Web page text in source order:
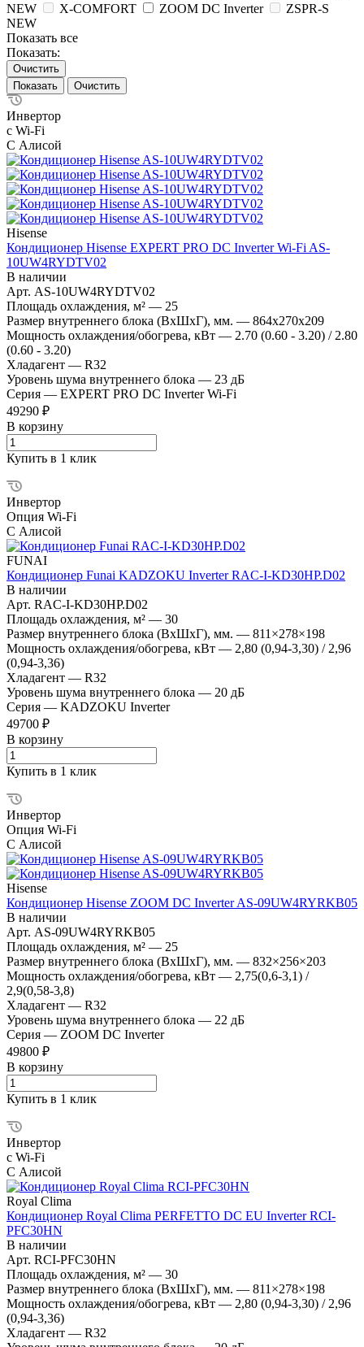
NEW
X-COMFORT ZOOM DC Inverter
ZSPR-S
NEW
Показать все
Показать:
Очистить
Очистить
Инвертор
с Wi-Fi
С Алисой
Hisense
Кондиционер Hisense EXPERT PRO DC Inverter Wi-Fi AS-
10UW4RYDTV02
В наличии
Арт. AS-10UW4RYDTV02
Площадь охлаждения, м² — 25
Размер внутреннего блока (ВхШхГ), мм. — 864x270x209
Мощность охлаждения/обогрева, кВт — 2.70 (0.60 - 3.20) / 2.80
(0.60 - 3.20)
Хладагент — R32
Уровень шума внутреннего блока — 23 дБ
Серия — EXPERT PRO DC Inverter Wi-Fi
49290 ₽
В корзину
Купить в 1 клик
Инвертор
Опция Wi-Fi
С Алисой
FUNAI
Кондиционер Funai KADZOKU Inverter RAC-I-KD30HP.D02
В наличии
Арт. RAC-I-KD30HP.D02
Площадь охлаждения, м² — 30
Размер внутреннего блока (ВхШхГ), мм. — 811×278×198
Мощность охлаждения/обогрева, кВт — 2,80 (0,94-3,30) / 2,96
(0,94-3,36)
Хладагент — R32
Уровень шума внутреннего блока — 20 дБ
Серия — KADZOKU Inverter
49700 ₽
В корзину
Купить в 1 клик
Инвертор
Опция Wi-Fi
С Алисой
Hisense
Кондиционер Hisense ZOOM DC Inverter AS-09UW4RYRKB05
В наличии
Арт. AS-09UW4RYRKB05
Площадь охлаждения, м² — 25
Размер внутреннего блока (ВхШхГ), мм. — 832×256×203
Мощность охлаждения/обогрева, кВт — 2,75(0,6-3,1) /
2,9(0,58-3,8)
Хладагент — R32
Уровень шума внутреннего блока — 22 дБ
Серия — ZOOM DC Inverter
49800 ₽
В корзину
Купить в 1 клик
Инвертор
с Wi-Fi
С Алисой
Royal Clima
Кондиционер Royal Clima PERFETTO DC EU Inverter RCI-
PFC30HN
В наличии
Арт. RCI-PFC30HN
Площадь охлаждения, м² — 30
Размер внутреннего блока (ВхШхГ), мм. — 811×278×198
Мощность охлаждения/обогрева, кВт — 2,80 (0,94-3,30) / 2,96
(0,94-3,36)
Хладагент — R32